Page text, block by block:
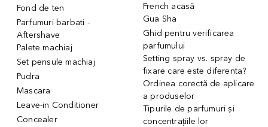
Fond de ten
Parfumuri barbati -
Aftershave
Palete machiaj
Set pensule machiaj
Pudra
Mascara
Leave-in Conditioner
Concealer
French acasă
Gua Sha
Ghid pentru verificarea
parfumului
Setting spray vs. spray de
fixare care este diferenta?
Ordinea corectă de aplicare
a produselor
Tipurile de parfumuri și
concentrațiile lor